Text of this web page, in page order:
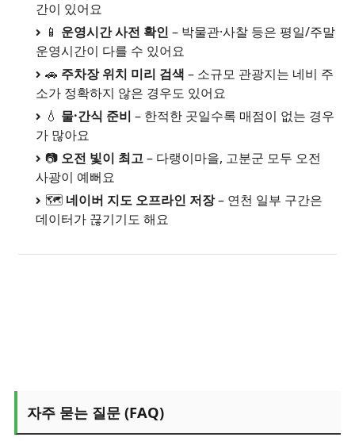
간이 있어요
📱 운영시간 사전 확인 – 박물관·사찰 등은 평일/주말
운영시간이 다를 수 있어요
🚗 주차장 위치 미리 검색 – 소규모 관광지는 네비 주
소가 정확하지 않은 경우도 있어요
💧 물·간식 준비 – 한적한 곳일수록 매점이 없는 경우
가 많아요
📷 오전 빛이 최고– 다랭이마을, 고분군 모두 오전
사광이 예뻐요
🗺️ 네이버 지도 오프라인 저장– 연천 일부 구간은
데이터가 끊기기도 해요
자주 묻는 질문 (FAQ)